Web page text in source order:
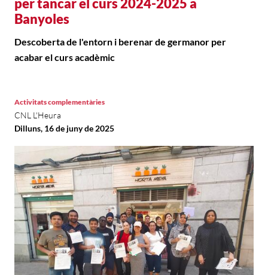
per tancar el curs 2024-2025 a
Banyoles
Descoberta de l'entorn i berenar de germanor per
acabar el curs acadèmic
Activitats complementàries
CNL L'Heura
Dilluns, 16 de juny de 2025